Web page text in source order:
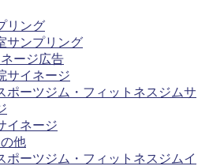
リング
サンプリング
ージ広告
サイネージ
ポーツジム・フィットネスジムサ
イネージ
他
ポーツジム・フィットネスジムイ